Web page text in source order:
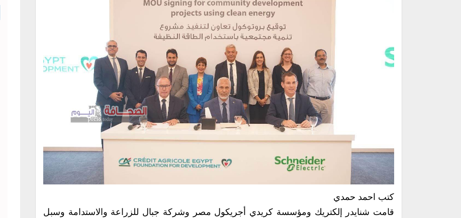
كتب احمد حمدي
قامت شنايدر إلكتريك ومؤسسة كريدي أجريكول مصر وشركة جبال للزراعة والاستدامة وسبل